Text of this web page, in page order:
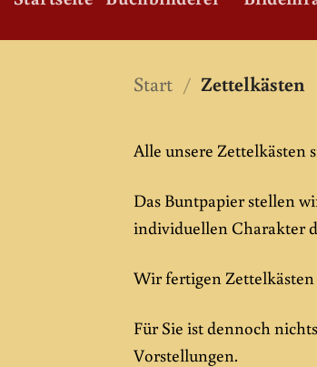
Start / Zettelkästen
Alle unsere Zettelkästen
Das Buntpapier stellen
individuellen Charakter
Wir fertigen
Für Sie ist dennoch
Vorstellungen.